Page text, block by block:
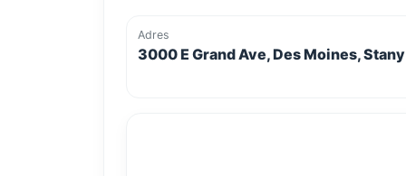
Adres
3000 E Grand Ave, Des Moines,